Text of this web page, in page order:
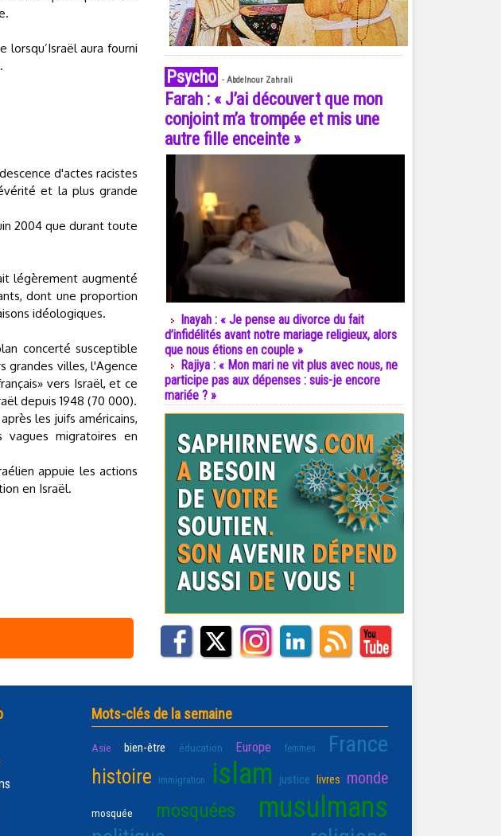
lorsqu’Israël aura fourni
d'actes racistes
et la plus grande
2004 que durant toute
légèrement augmenté
dont une proportion
idéologiques.
concerté susceptible
grandes villes, l'Agence
vers Israël, et ce
depuis 1948 (70 000).
les juifs américains,
migratoires en
appuie les actions
en Israël.
Psycho - Abdelnour Zahrali
Farah : « J’ai découvert que mon
conjoint m’a trompée et mis une
autre fille enceinte »
Inayah : « Je pense au divorce du fait
d’infidélités avant notre mariage religieux, alors
que nous étions en couple »
Rajiya : « Mon mari ne vit plus avec nous, ne
participe pas aux dépenses : suis-je encore
mariée ? »
Mots-clés de la semaine
Asie bien-être éducation Europe femmes France
histoire immigration islam justice livres monde
mosquée mosquées musulmans